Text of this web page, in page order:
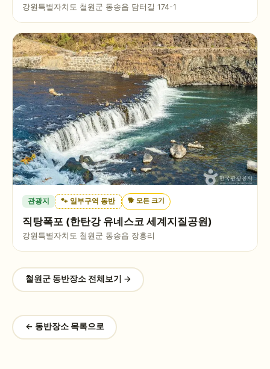
강원특별자치도 철원군 동송읍 담터길 174-1
관광지 🐾 일부구역 동반 🐕 모든 크기
직탕폭포 (한탄강 유네스코 세계지질공원)
강원특별자치도 철원군 동송읍 장흥리
철원군동반장소 전체보기 →
← 동반장소 목록으로